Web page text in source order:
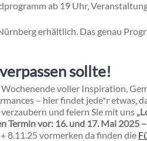
ab 19 Uhr,
erhältlich. Das genau
sollte!
voller Inspiration,
– hier findet jede*r etwas,
und feiern Sie mit uns
Termin vor: 16. und 17. Mai 2025
8.11.25 vormerken da finden die